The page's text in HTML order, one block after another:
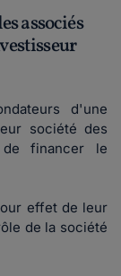
associés
d'une
société des
financer le
effet de leur
de la société